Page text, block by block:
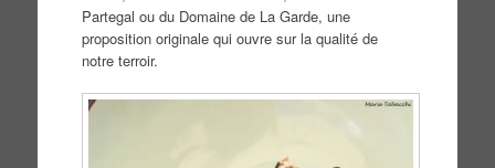
Partegal ou du Domaine de La Garde, une
proposition originale qui ouvre sur la qualité de
notre terroir.